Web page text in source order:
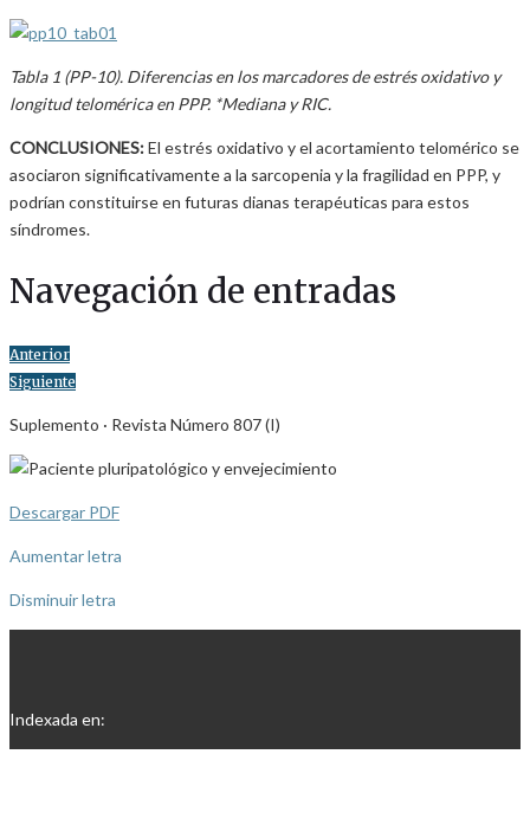
Tabla 1 (PP-10). Diferencias en los marcadores de estrés oxidativo y
longitud telomérica en PPP. *Mediana y RIC.
CONCLUSIONES:El estrés oxidativo y el acortamiento telomérico se
asociaron significativamente a la sarcopenia y la fragilidad en PPP, y
podrían constituirse en futuras dianas terapéuticas para estos
síndromes.
Navegación de entradas
Anterior
Siguiente
Suplemento · Revista Número 807 (I)
Descargar PDF
Aumentar letra
Disminuir letra
Indexada en: